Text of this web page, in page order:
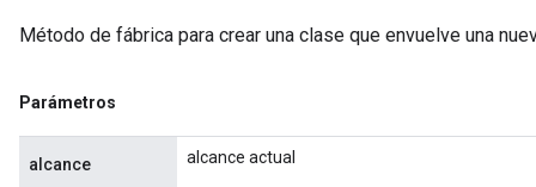
Método de fábrica para crear una clase que envuelve una
Parámetros
alcance alcance actual